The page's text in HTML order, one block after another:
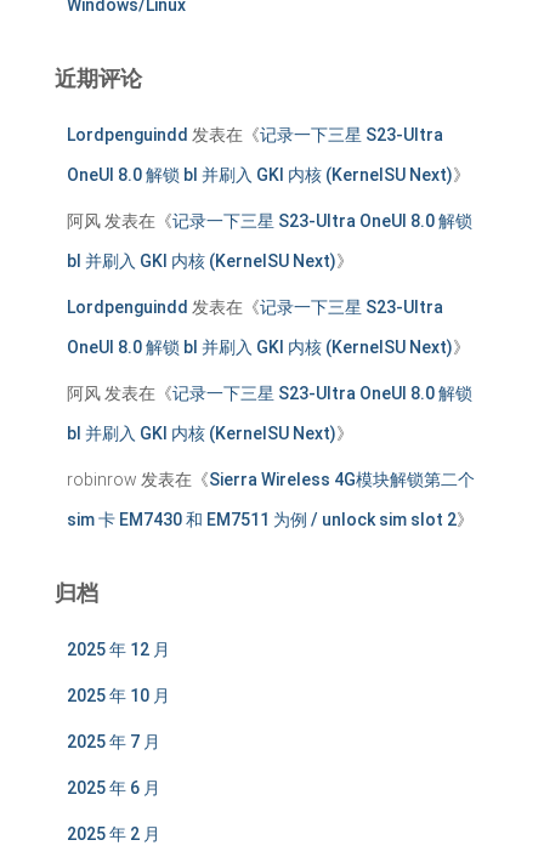
Windows/Linux
近期评论
Lordpenguindd 发表在《记录一下三星 S23-Ultra
OneUI 8.0 解锁 bl 并刷入 GKI 内核 (KernelSU Next)》
阿风 发表在《记录一下三星 S23-Ultra OneUI 8.0 解锁
bl 并刷入 GKI 内核 (KernelSU Next)》
Lordpenguindd 发表在《记录一下三星 S23-Ultra
OneUI 8.0 解锁 bl 并刷入 GKI 内核 (KernelSU Next)》
阿风 发表在《记录一下三星 S23-Ultra OneUI 8.0 解锁
bl 并刷入 GKI 内核 (KernelSU Next)》
robinrow 发表在《Sierra Wireless 4G模块解锁第二个
sim 卡 EM7430 和 EM7511 为例 / unlock sim slot 2》
归档
2025 年 12 月
2025 年 10 月
2025 年 7 月
2025 年 6 月
2025 年 2 月